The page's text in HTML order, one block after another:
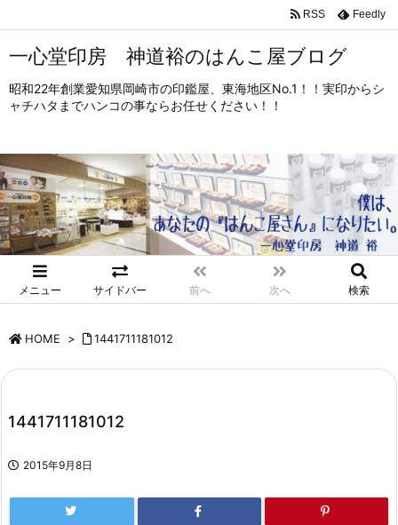
一心堂印房 神道裕のはんこ屋ブログ
昭和22年創業愛知県岡崎市の印鑑屋、東海地区No.1！！実印からシ
ャチハタまでハンコの事ならお任せください！！
メニュー サイドバー 前へ 次へ 検索
RSS Feedly
HOME > 1441711181012
1441711181012
2015年9月8日